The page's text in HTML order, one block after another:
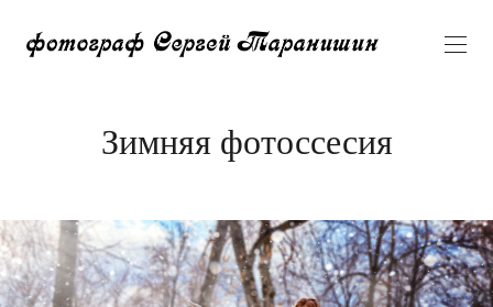
Зимняя фотоссесия